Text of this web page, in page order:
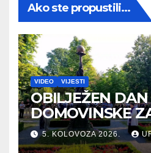
Ako ste propustili...
VIDEO VIJESTI
OBILJEŽEN
DOMOVINSKE
TE DAN
BRANITELJA
5. KOLOVOZA 2026.